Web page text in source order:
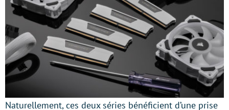
Naturellement, ces deux séries bénéficient d’une prise